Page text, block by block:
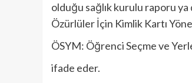
olduğu sağlık kurulu raporu ya
Özürlüler İçin Kimlik Kartı
ÖSYM: Öğrenci Seçme ve
ifade eder.